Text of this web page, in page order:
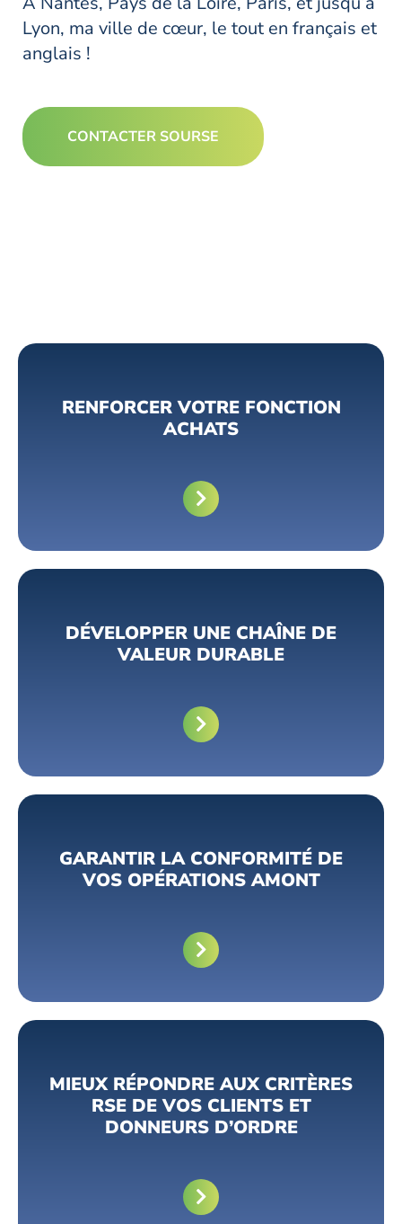
Lyon, ma ville de cœur, le tout en français et
anglais !
CONTACTER SOURSE
RENFORCER VOTRE FONCTION
ACHATS
DÉVELOPPER UNE CHAÎNE DE
VALEUR DURABLE
GARANTIR LA CONFORMITÉ DE
VOS OPÉRATIONS AMONT
MIEUX RÉPONDRE AUX CRITÈRES
RSE DE VOS CLIENTS ET
DONNEURS D’ORDRE